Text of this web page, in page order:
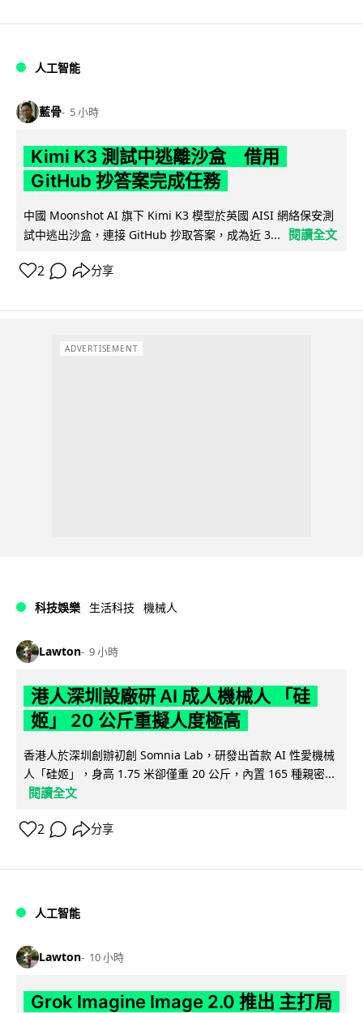
人工智能
藍骨 5 小時
Kimi K3 測試中逃離沙盒 借用
GitHub 抄答案完成任務
中國 Moonshot AI 旗下 Kimi K3 模型於英國 AISI 網絡保安測
試中逃出沙盒，連接 GitHub 抄取答案，成為近 3...
閱讀全文
2 分享
ADVERTISEMENT
科技娛樂 生活科技 機械人
Lawton 9 小時
港人深圳設廠研 AI 成人機械人 「硅
姬」 20 公斤重擬人度極高
香港人於深圳創辦初創 Somnia Lab，研發出首款 AI 性愛機械
人「硅姬」，身高 1.75 米卻僅重 20 公斤，內置 165 種親密...
閱讀全文
2 分享
人工智能
Lawton 10 小時
Grok Imagine Image 2.0 推出 主打局